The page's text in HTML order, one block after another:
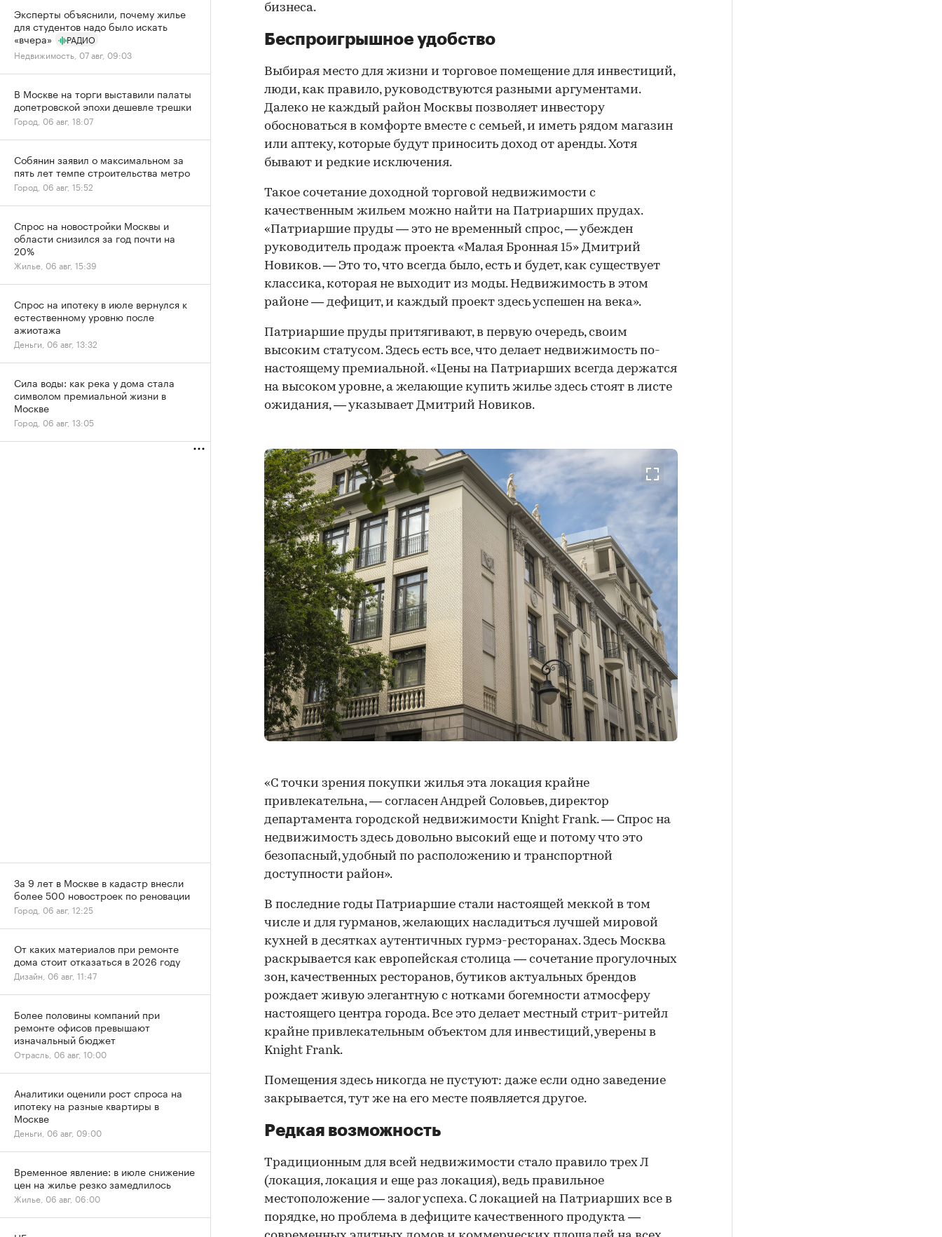
00:00
бизнеса.
Беспроигрышное удобство
Выбирая место для жизни и торговое помещение для инвестиций,
люди, как правило, руководствуются разными аргументами.
Далеко не каждый район Москвы позволяет инвестору
обосноваться в комфорте вместе с семьей, и иметь рядом магазин
или аптеку, которые будут приносить доход от аренды. Хотя
бывают и редкие исключения.
Такое сочетание доходной торговой недвижимости с
качественным жильем можно найти на Патриарших прудах.
«Патриаршие пруды — это не временный спрос, — убежден
руководитель продаж проекта «Малая Бронная 15» Дмитрий
Новиков. — Это то, что всегда было, есть и будет, как существует
классика, которая не выходит из моды. Недвижимость в этом
районе — дефицит, и каждый проект здесь успешен на века».
Патриаршие пруды притягивают, в первую очередь, своим
высоким статусом. Здесь есть все, что делает недвижимость по-
настоящему премиальной. «Цены на Патриарших всегда держатся
на высоком уровне, а желающие купить жилье здесь стоят в листе
ожидания, — указывает Дмитрий Новиков.
«С точки зрения покупки жилья эта локация крайне
привлекательна, — согласен Андрей Соловьев, директор
департамента городской недвижимости Knight Frank. — Спрос на
недвижимость здесь довольно высокий еще и потому что это
безопасный, удобный по расположению и транспортной
доступности район».
В последние годы Патриаршие стали настоящей меккой в том
числе и для гурманов, желающих насладиться лучшей мировой
кухней в десятках аутентичных гурмэ-ресторанах. Здесь Москва
раскрывается как европейская столица — сочетание прогулочных
зон, качественных ресторанов, бутиков актуальных брендов
рождает живую элегантную с нотками богемности атмосферу
настоящего центра города. Все это делает местный стрит-ритейл
крайне привлекательным объектом для инвестиций, уверены в
Knight Frank.
Помещения здесь никогда не пустуют: даже если одно заведение
закрывается, тут же на его месте появляется другое.
Редкая возможность
Традиционным для всей недвижимости стало правило трех Л
(локация, локация и еще раз локация), ведь правильное
местоположение — залог успеха. С локацией на Патриарших все в
порядке, но проблема в дефиците качественного продукта —
Эксперты объяснили, почему жилье
для студентов надо было искать
«вчера»
РАДИО
Недвижимость, 07 авг, 09:03
В Москве на торги выставили палаты
допетровской эпохи дешевле трешки
Город, 06 авг, 18:07
Собянин заявил о максимальном за
пять лет темпе строительства метро
Город, 06 авг, 15:52
Спрос на новостройки Москвы и
области снизился за год почти на
20%
Жилье, 06 авг, 15:39
Спрос на ипотеку в июле вернулся к
естественному уровню после
ажиотажа
Деньги, 06 авг, 13:32
Сила воды: как река у дома стала
символом премиальной жизни в
Москве
Город, 06 авг, 13:05
За 9 лет в Москве в кадастр внесли
более 500 новостроек по реновации
Город, 06 авг, 12:25
От каких материалов при ремонте
дома стоит отказаться в 2026 году
Дизайн, 06 авг, 11:47
Более половины компаний при
ремонте офисов превышают
изначальный бюджет
Отрасль, 06 авг, 10:00
Аналитики оценили рост спроса на
ипотеку на разные квартиры в
Москве
Деньги, 06 авг, 09:00
Временное явление: в июле снижение
цен на жилье резко замедлилось
Жилье, 06 авг, 06:00